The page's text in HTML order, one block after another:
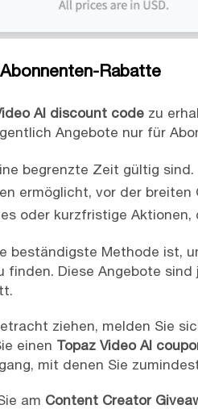
Rabatte
AI discount code zu
Angebote nur für
begrenzte Zeit gültig sind.
ermöglicht, vor der
oder kurzfristige
beständigste Methode ist,
finden. Diese Angebote
ziehen, melden Sie
einen Topaz Video AI
mit denen Sie
am Content Creator